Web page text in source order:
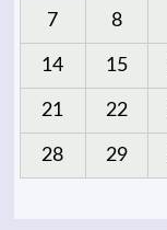
7 8
14 15
21 22
28 29